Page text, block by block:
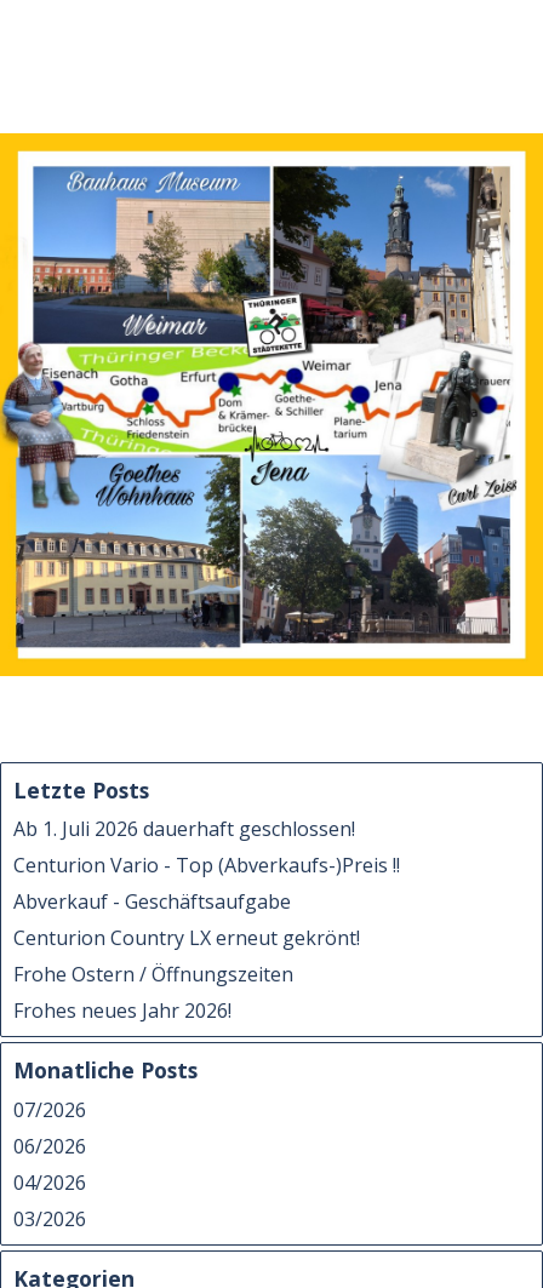
Letzte Posts
Ab 1. Juli 2026 dauerhaft geschlossen!
Centurion Vario - Top (Abverkaufs-)Preis !!
Abverkauf - Geschäftsaufgabe
Centurion Country LX erneut gekrönt!
Frohe Ostern / Öffnungszeiten
Frohes neues Jahr 2026!
Monatliche Posts
07/2026
06/2026
04/2026
03/2026
Kategorien